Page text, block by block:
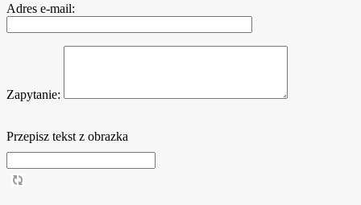
Adres e-mail:
Zapytanie:
Przepisz tekst z obrazka